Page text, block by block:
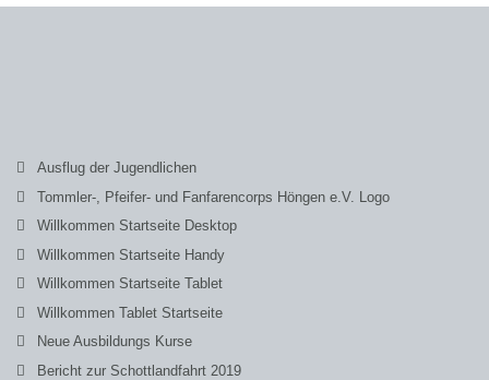
Ausflug der Jugendlichen
Tommler-, Pfeifer- und Fanfarencorps Höngen e.V. Logo
Willkommen Startseite Desktop
Willkommen Startseite Handy
Willkommen Startseite Tablet
Willkommen Tablet Startseite
Neue Ausbildungs Kurse
Bericht zur Schottlandfahrt 2019